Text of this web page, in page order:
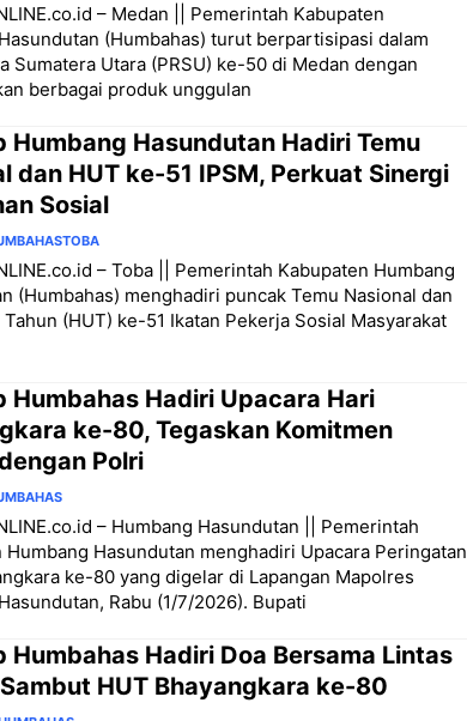
– Medan || Pemerintah Kabupaten
(Humbahas) turut berpartisipasi dalam
Sumatera Utara (PRSU) ke-50 di Medan dengan
berbagai produk unggulan
Humbang Hasundutan Hadiri Temu
dan HUT ke-51 IPSM, Perkuat Sinergi
Sosial
TOBA
– Toba || Pemerintah Kabupaten Humbang
(Humbahas) menghadiri puncak Temu Nasional dan
(HUT) ke-51 Ikatan Pekerja Sosial Masyarakat
Humbahas Hadiri Upacara Hari
ke-80, Tegaskan Komitmen
Polri
– Humbang Hasundutan || Pemerintah
Humbang Hasundutan menghadiri Upacara Peringatan
ke-80 yang digelar di Lapangan Mapolres
Rabu (1/7/2026). Bupati
Humbahas Hadiri Doa Bersama Lintas
HUT Bhayangkara ke-80